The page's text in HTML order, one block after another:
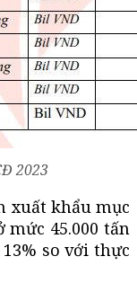
2023
xuất khẩu mục
45.000 tấn
so với thực